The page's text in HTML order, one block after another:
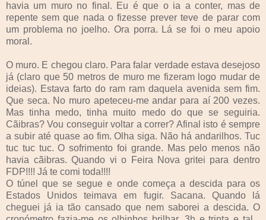
havia um muro no final. Eu é que o ia a conter, mas de
repente sem que nada o fizesse prever teve de parar com
um problema no joelho. Ora porra. Lá se foi o meu apoio
moral.
O muro. E chegou claro. Para falar verdade estava desejoso
já (claro que 50 metros de muro me fizeram logo mudar de
ideias). Estava farto do ram ram daquela avenida sem fim.
Que seca. No muro apeteceu-me andar para aí 200 vezes.
Mas tinha medo, tinha muito medo do que se seguiria.
Cãibras? Vou conseguir voltar a correr? Afinal isto é sempre
a subir até quase ao fim. Olha siga. Não há andarilhos. Tuc
tuc tuc tuc. O sofrimento foi grande. Mas pelo menos não
havia cãibras. Quando vi o Feira Nova gritei para dentro
FDP!!!! Já te comi toda!!!!
O túnel que se segue e onde começa a descida para os
Estados Unidos teimava em fugir. Sacana. Quando lá
cheguei já ia tão cansado que nem saborei a descida. O